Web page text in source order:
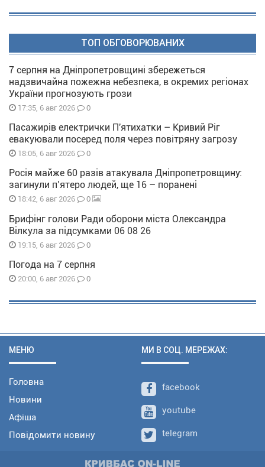
ТОП ОБГОВОРЮВАНИХ
7 серпня на Дніпропетровщині збережеться
надзвичайна пожежна небезпека, в окремих регіонах
України прогнозують грози
17:35, 6 авг 2026 0
Пасажирів електрички П'ятихатки – Кривий Ріг
евакуювали посеред поля через повітряну загрозу
18:05, 6 авг 2026 0
Росія майже 60 разів атакувала Дніпропетровщину:
загинули п’ятеро людей, ще 16 – поранені
18:42, 6 авг 2026 0
Брифінг голови Ради оборони міста Олександра
Вілкула за підсумками 06 08 26
19:15, 6 авг 2026 0
Погода на 7 серпня
20:00, 6 авг 2026 0
МЕНЮ
Головна
Новини
Афіша
Повідомити новину
МИ В СОЦ. МЕРЕЖАХ:
facebook
youtube
telegram